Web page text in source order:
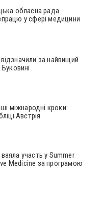
обласна рада
у сфері медицини
за найвищий
міжнародні кроки:
Австрія
участь у Summer
Medicine за програмою